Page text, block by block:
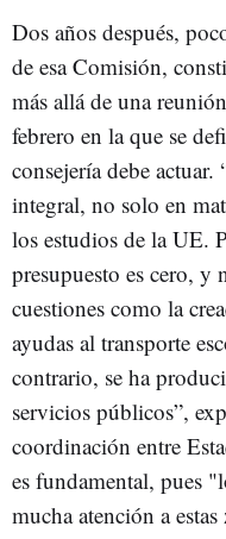
Dos años después,
de esa Comisión,
más allá de una
febrero en la que se
consejería debe actuar.
integral, no solo en
los estudios de la UE.
presupuesto es cero, y
cuestiones como la
ayudas al transporte
contrario, se ha
servicios públicos”,
coordinación entre
es fundamental, pues
mucha atención a estas